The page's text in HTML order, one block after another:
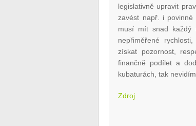
legislativně upravit
zavést např. i
musí mít snad každý
nepřiměřené
získat pozornost,
finančně podílet a
kubaturách, tak
Zdroj